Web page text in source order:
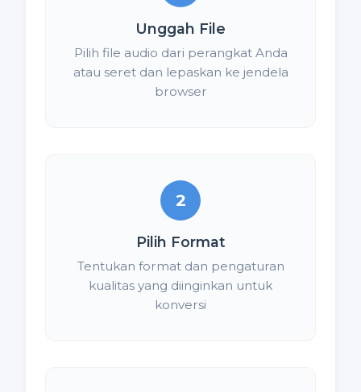
Unggah File
Pilih file audio dari perangkat Anda
atau seret dan lepaskan ke jendela
browser
2
Pilih Format
Tentukan format dan pengaturan
kualitas yang diinginkan untuk
konversi